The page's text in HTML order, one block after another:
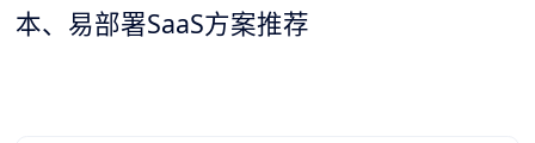
本、易部署SaaS方案推荐